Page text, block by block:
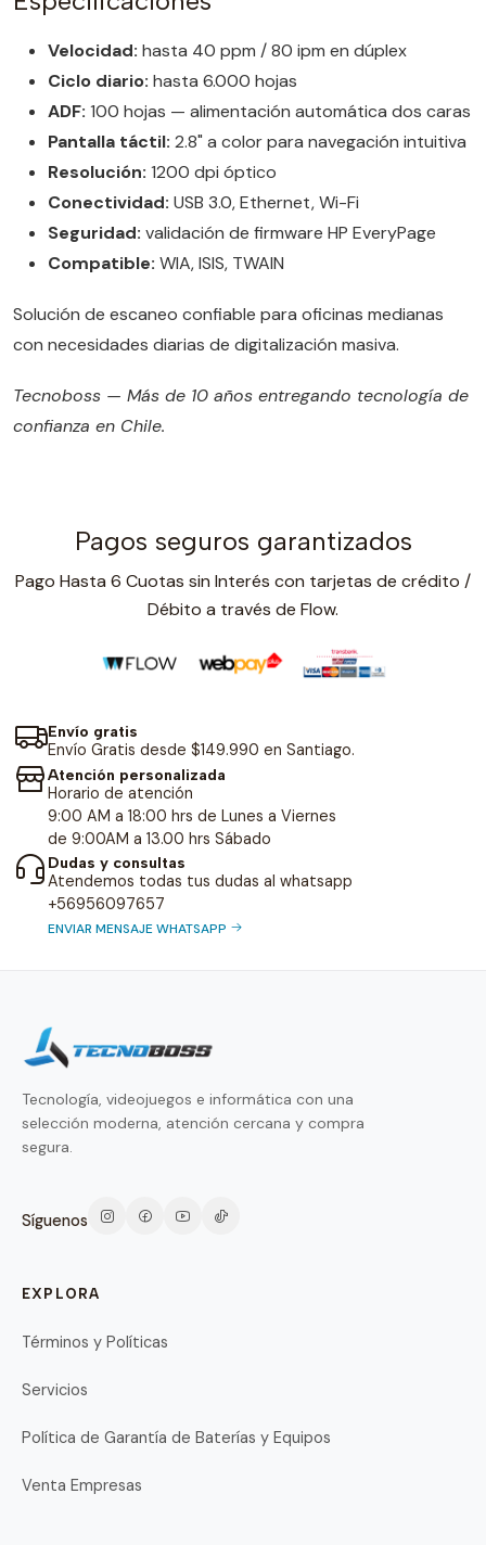
Velocidad: hasta 40 ppm / 80 ipm en dúplex
Ciclo diario: hasta 6.000 hojas
ADF: 100 hojas — alimentación automática dos caras
Pantalla táctil: 2.8" a color para navegación intuitiva
Resolución: 1200 dpi óptico
Conectividad: USB 3.0, Ethernet, Wi-Fi
Seguridad: validación de firmware HP EveryPage
Compatible: WIA, ISIS, TWAIN
Solución de escaneo confiable para oficinas medianas
con necesidades diarias de digitalización masiva.
Tecnoboss — Más de 10 años entregando tecnología de
confianza en Chile.
Pagos seguros garantizados
Pago Hasta 6 Cuotas sin Interés con tarjetas de crédito /
Débito a través de Flow.
Envío gratis
Envío Gratis desde $149.990 en Santiago.
Atención personalizada
Horario de atención
9:00 AM a 18:00 hrs de Lunes a Viernes
de 9:00AM a 13.00 hrs Sábado
Dudas y consultas
Atendemos todas tus dudas al whatsapp
+56956097657
ENVIAR MENSAJE WHATSAPP
Tecnología, videojuegos e informática con una
selección moderna, atención cercana y compra
segura.
Síguenos
EXPLORA
Términos y Políticas
Servicios
Política de Garantía de Baterías y Equipos
Venta Empresas